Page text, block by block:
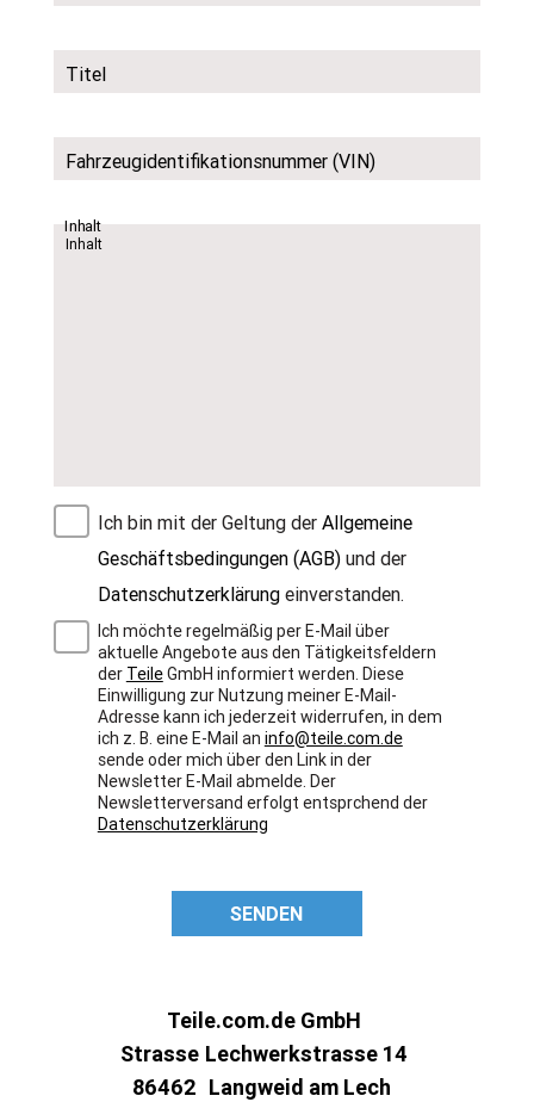
Titel
Fahrzeugidentifikationsnummer (VIN)
Inhalt
Ich bin mit der Geltung der Allgemeine
Geschäftsbedingungen (AGB)und der
Datenschutzerklärungeinverstanden.
Ich möchte regelmäßig per E-Mail über
aktuelle Angebote aus den Tätigkeitsfeldern
der TeileGmbH informiert werden. Diese
Einwilligung zur Nutzung meiner E-Mail-
Adresse kann ich jederzeit widerrufen, in dem
ich z. B. eine E-Mail an info@teile.com.de
sende oder mich über den Link in der
Newsletter E-Mail abmelde. Der
Newsletterversand erfolgt entsprchend der
Datenschutzerklärung
SENDEN
Teile.com.de GmbH
Strasse Lechwerkstrasse 14
86462 Langweid am Lech